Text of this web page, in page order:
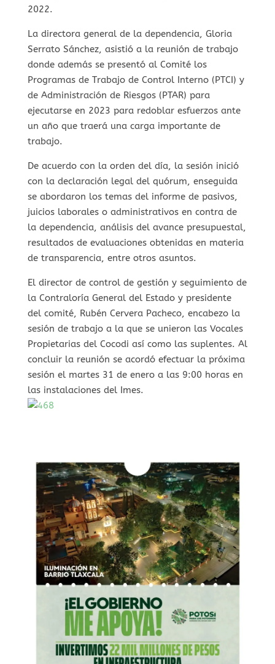
2022.
La directora general de la dependencia, Gloria
Serrato Sánchez, asistió a la reunión de trabajo
donde además se presentó al Comité los
Programas de Trabajo de Control Interno (PTCI) y
de Administración de Riesgos (PTAR) para
ejecutarse en 2023 para redoblar esfuerzos ante
un año que traerá una carga importante de
trabajo.
De acuerdo con la orden del día, la sesión inició
con la declaración legal del quórum, enseguida
se abordaron los temas del informe de pasivos,
juicios laborales o administrativos en contra de
la dependencia, análisis del avance presupuestal,
resultados de evaluaciones obtenidas en materia
de transparencia, entre otros asuntos.
El director de control de gestión y seguimiento de
la Contraloría General del Estado y presidente
del comité, Rubén Cervera Pacheco, encabezo la
sesión de trabajo a la que se unieron las Vocales
Propietarias del Cocodi así como las suplentes. Al
concluir la reunión se acordó efectuar la próxima
sesión el martes 31 de enero a las 9:00 horas en
las instalaciones del Imes.